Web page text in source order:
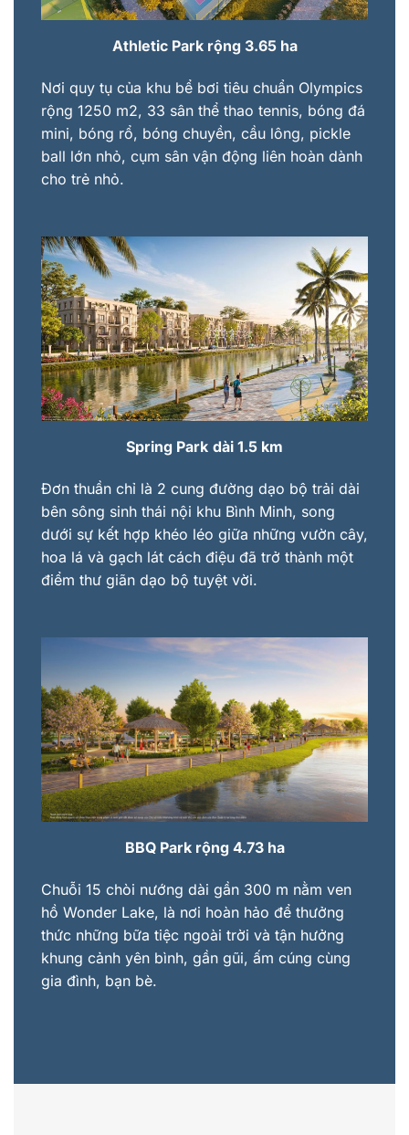
Athletic Park rộng 3.65 ha
Nơi quy tụ của khu bể bơi tiêu chuẩn Olympics
rộng 1250 m2, 33 sân thể thao tennis, bóng đá
mini, bóng rổ, bóng chuyền, cầu lông, pickle
ball lớn nhỏ, cụm sân vận động liên hoàn dành
cho trẻ nhỏ.
Spring Park dài 1.5 km
Đơn thuần chỉ là 2 cung đường dạo bộ trải dài
bên sông sinh thái nội khu Bình Minh, song
dưới sự kết hợp khéo léo giữa những vườn cây,
hoa lá và gạch lát cách điệu đã trở thành một
điểm thư giãn dạo bộ tuyệt vời.
BBQ Park rộng 4.73 ha
Chuỗi 15 chòi nướng dài gần 300 m nằm ven
hồ Wonder Lake, là nơi hoàn hảo để thưởng
thức những bữa tiệc ngoài trời và tận hưởng
khung cảnh yên bình, gần gũi, ấm cúng cùng
gia đình, bạn bè.